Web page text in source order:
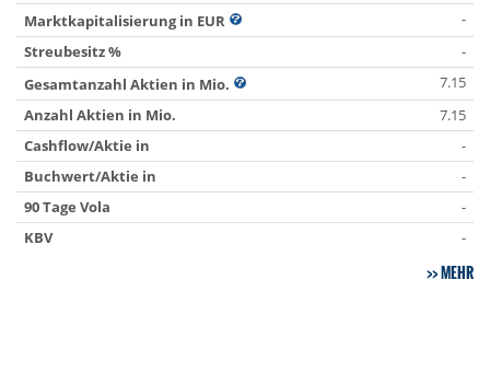
Marktkapitalisierung in EUR
-
Streubesitz %
-
Gesamtanzahl Aktien in Mio.
7.15
Anzahl Aktien in Mio.
7.15
Cashflow/Aktie in
-
Buchwert/Aktie in
-
90 Tage Vola
-
KBV
-
MEHR